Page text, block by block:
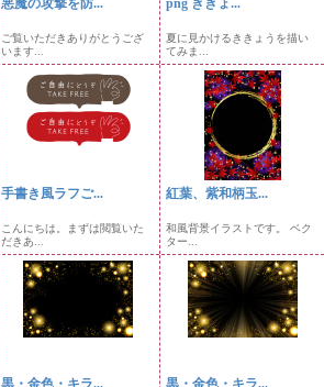
悪魔の攻撃を防...
ご覧いただきありがとうござ
います...
png ききょ...
夏に見かけるききょうを描い
てみま...
手書き風ラフご...
こんにちは。まずは閲覧いた
だきあ...
紅葉、紫和柄玉...
和風背景イラストです。 ベク
ター...